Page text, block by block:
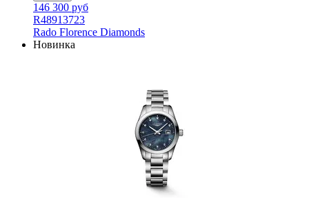
146 300 руб
R48913723
Rado Florence Diamonds
Новинка